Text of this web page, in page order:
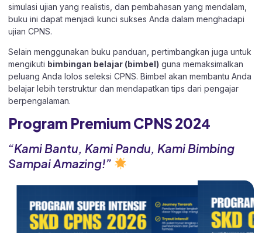
simulasi ujian yang realistis, dan pembahasan yang mendalam,
buku ini dapat menjadi kunci sukses Anda dalam menghadapi
ujian CPNS.
Selain menggunakan buku panduan, pertimbangkan juga untuk
mengikuti bimbingan belajar (bimbel) guna memaksimalkan
peluang Anda lolos seleksi CPNS. Bimbel akan membantu Anda
belajar lebih terstruktur dan mendapatkan tips dari pengajar
berpengalaman.
Program Premium CPNS 2024
“Kami Bantu, Kami Pandu, Kami Bimbing
Sampai Amazing!”